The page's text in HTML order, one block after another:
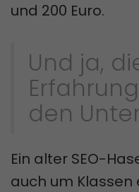
und 200 Euro.
Und ja,
den
Ein alter SEO-
auch um